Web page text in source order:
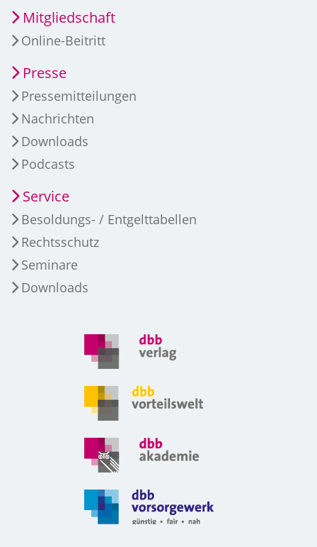
Mitgliedschaft
Online-Beitritt
Presse
Pressemitteilungen
Nachrichten
Downloads
Podcasts
Service
Besoldungs- / Entgelttabellen
Rechtsschutz
Seminare
Downloads